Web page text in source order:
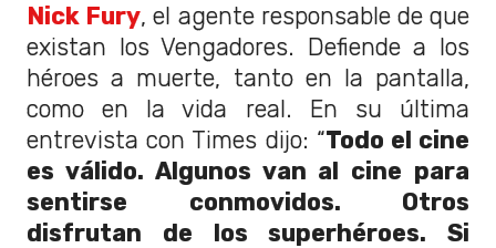
Nick Fury, el agente responsable de que
existan los Vengadores. Defiende a los
héroes a muerte, tanto en la pantalla,
como en la vida real. En su última
entrevista con Times dijo: “Todo el cine
es válido. Algunos van al cine para
sentirse conmovidos. Otros
disfrutan de los superhéroes. Si